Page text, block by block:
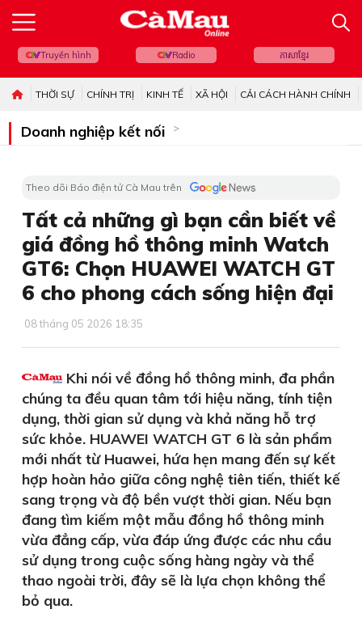
Truyền hình Radio ភាសាខ្មែរ
THỜI SỰ CHÍNH TRỊ KINH TẾ XÃ HỘI CẢI CÁCH HÀNH CHÍNH
Doanh nghiệp kết nối
Theo dõi Báo điện tử Cà Mau trên
Tất cả những gì bạn cần biết về
giá đồng hồ thông minh Watch
GT6: Chọn HUAWEI WATCH GT
6 cho phong cách sống hiện đại
08 tháng 05 2026 18:35
Khi nói về đồng hồ thông minh, đa phần
chúng ta đều quan tâm tới hiệu năng, tính tiện
dụng, thời gian sử dụng và khả năng hỗ trợ
sức khỏe. HUAWEI WATCH GT 6 là sản phẩm
mới nhất từ Huawei, hứa hẹn mang đến sự kết
hợp hoàn hảo giữa công nghệ tiên tiến, thiết kế
sang trọng và độ bền vượt thời gian. Nếu bạn
đang tìm kiếm một mẫu đồng hồ thông minh
vừa đẳng cấp, vừa đáp ứng được các nhu cầu
sử dụng trong cuộc sống hàng ngày và thể
thao ngoài trời, đây sẽ là lựa chọn không thể
bỏ qua.